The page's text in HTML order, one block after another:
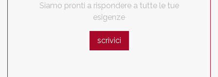
Siamo pronti a rispondere a tutte le tue
esigenze
scrivici